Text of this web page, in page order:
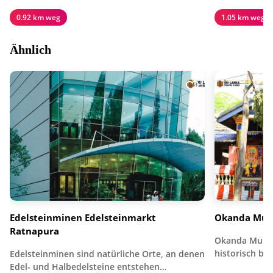
0.92 km weg 1.05 km weg
Ähnlich
Edelsteinminen Edelsteinmarkt
Ratnapura
Edelsteinminen sind natürliche Orte, an denen
Edel- und Halbedelsteine entstehen…
Okanda
Okanda
historisch